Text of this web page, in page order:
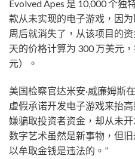
Evolved Apes 是 10,000 个
款从未实现的电子游戏，因
周后就消失了，从该项目的
天的价格计算为 300 万美元
元）。
美国检察官达米安·威廉姆斯
虚假承诺开发电子游戏来抬
嫌骗取投资者资金，却从未
数字艺术虽然是新事物，但
以牟取金钱是违法的。”